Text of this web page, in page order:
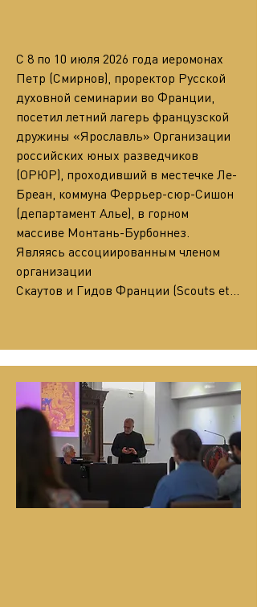
С 8 по 10 июля 2026 года иеромонах
Петр (Смирнов), проректор Русской
духовной семинарии во Франции,
посетил летний лагерь французской
дружины «Ярославль» Организации
российских юных разведчиков
(ОРЮР), проходивший в местечке Ле-
Бреан, коммуна Феррьер-сюр-Сишон
(департамент Алье), в горном
массиве Монтань-Бурбоннез.
Являясь ассоциированным членом
организации
Скаутов и Гидов Франции (Scouts et…